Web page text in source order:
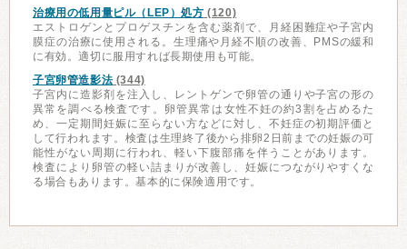
治療用の低用量ピル（LEP）処方 (120)
エストロゲンとプロゲスチンを含む薬剤で、月経困難症や子宮内
膜症の治療に使用される。生理痛や月経不順の改善、PMSの緩和
に有効。適切に服用すれば長期使用も可能。
子宮卵管造影法 (344)
子宮内に造影剤を注入し、レントゲンで卵管の通りや子宮の形の
異常を調べる検査です。卵管異常は女性不妊の約3割を占めるた
め、一定期間妊娠に至らない方などに対し、不妊症の初期評価と
して行われます。検査は生理終了後から排卵2日前までの妊娠の可
能性がない周期に行われ、軽い下腹部痛を伴うことがあります。
検査により卵管の軽い詰まりが改善し、妊娠につながりやすくな
る場合もあります。基本的に保険適用です。